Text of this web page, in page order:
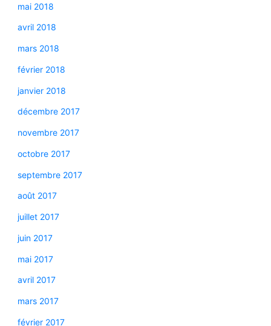
mai 2018
avril 2018
mars 2018
février 2018
janvier 2018
décembre 2017
novembre 2017
octobre 2017
septembre 2017
août 2017
juillet 2017
juin 2017
mai 2017
avril 2017
mars 2017
février 2017